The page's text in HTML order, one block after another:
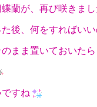
蘭が、再び咲きま
後、何をすればい
まま置いておいた
すね